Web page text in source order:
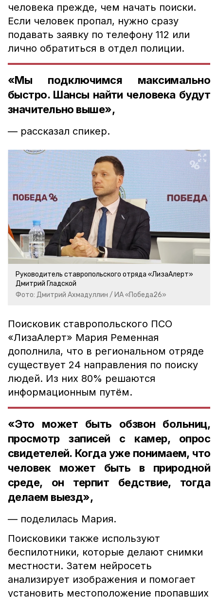
человека прежде, чем начать поиски.
Если человек пропал, нужно сразу
подавать заявку по телефону 112 или
лично обратиться в отдел полиции.
«Мы подключимся максимально
быстро. Шансы найти человека будут
значительно выше»,
— рассказал спикер.
Руководитель ставропольского отряда «ЛизаАлерт»
Дмитрий Гладской
Фото: Дмитрий Ахмадуллин / ИА «Победа26»
Поисковик ставропольского ПСО
«ЛизаАлерт» Мария Ременная
дополнила, что в региональном отряде
существует 24 направления по поиску
людей. Из них 80% решаются
информационным путём.
«Это может быть обзвон больниц,
просмотр записей с камер, опрос
свидетелей. Когда уже понимаем, что
человек может быть в природной
среде, он терпит бедствие, тогда
делаем выезд»,
— поделилась Мария.
Поисковики также используют
беспилотники, которые делают снимки
местности. Затем нейросеть
анализирует изображения и помогает
установить местоположение пропавших